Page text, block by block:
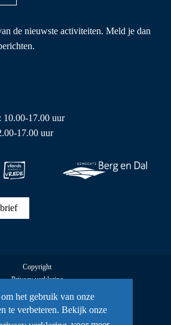
het gebruik van onze
te verbeteren. Bekijk onze
de nieuwste activiteiten. Meld je dan
10.00-17.00 uur
17.00 uur
Copyright
Privacy verklaring
Cookies